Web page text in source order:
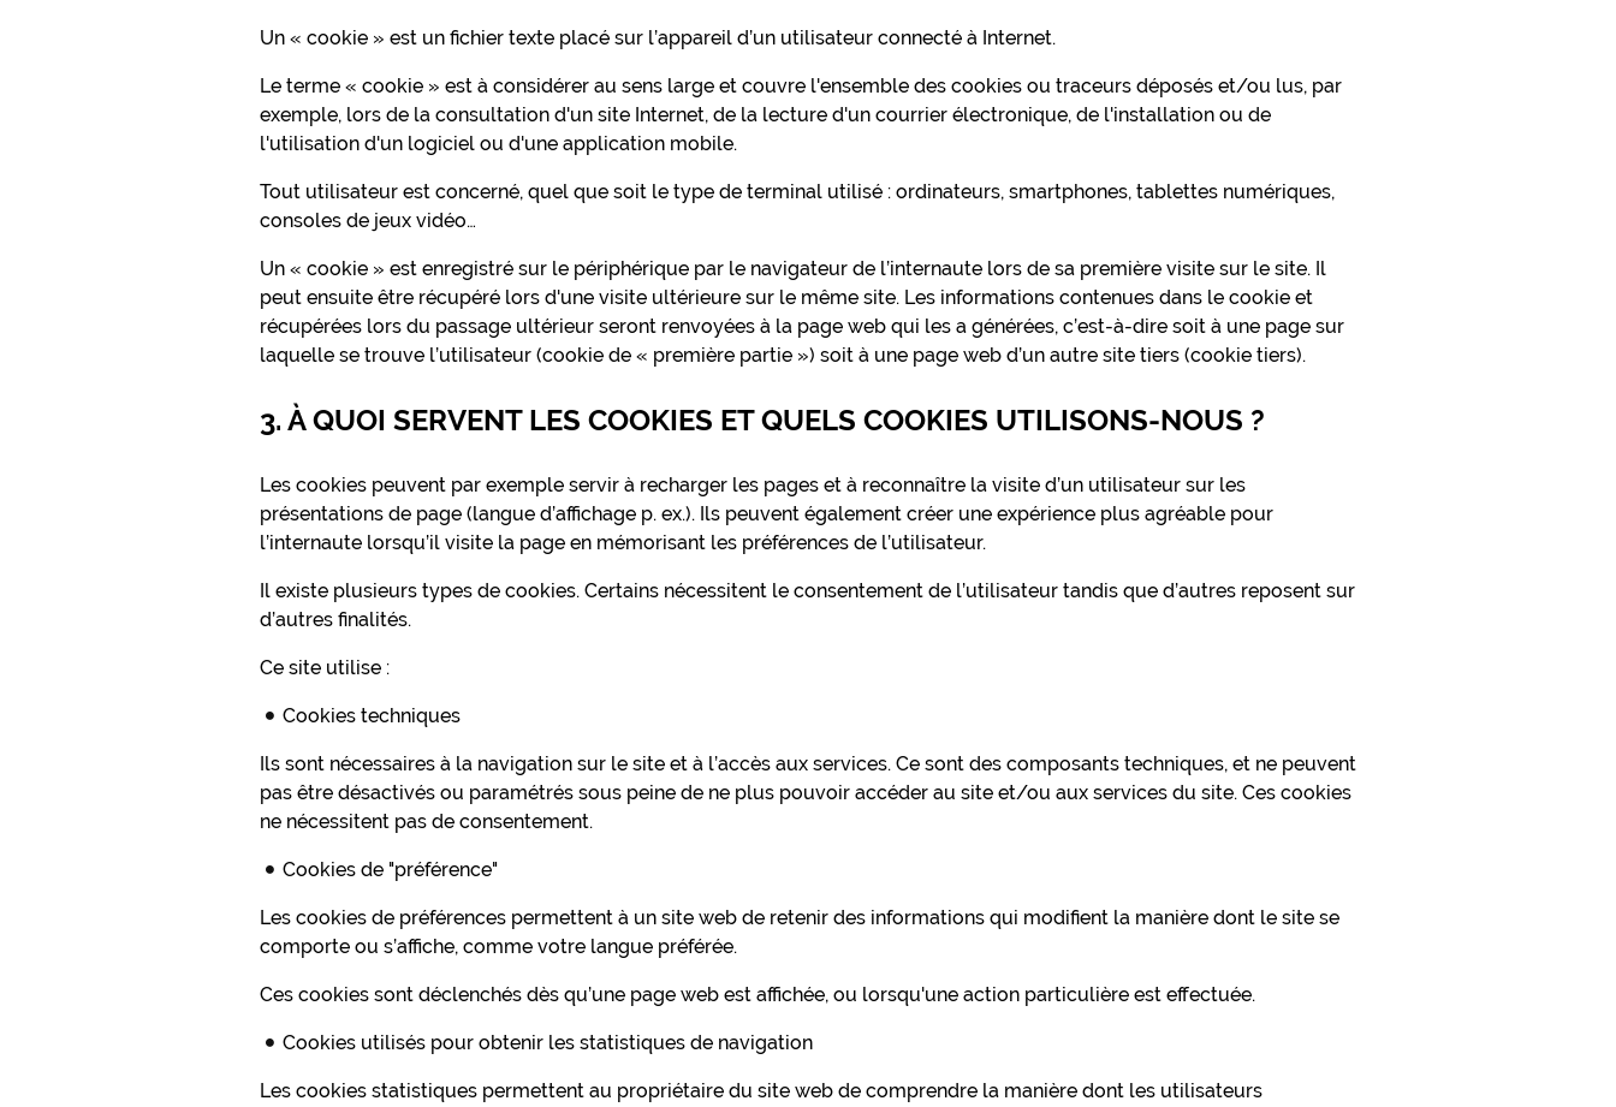
Un « cookie » est un fichier texte placé sur l’appareil d’un utilisateur connecté à Internet.
Le terme « cookie » est à considérer au sens large et couvre l'ensemble des cookies ou traceurs déposés et/ou lus, par
exemple, lors de la consultation d'un site Internet, de la lecture d'un courrier électronique, de l'installation ou de
l'utilisation d'un logiciel ou d'une application mobile.
Tout utilisateur est concerné, quel que soit le type de terminal utilisé : ordinateurs, smartphones, tablettes numériques,
consoles de jeux vidéo…
Un « cookie » est enregistré sur le périphérique par le navigateur de l’internaute lors de sa première visite sur le site. Il
peut ensuite être récupéré lors d'une visite ultérieure sur le même site. Les informations contenues dans le cookie et
récupérées lors du passage ultérieur seront renvoyées à la page web qui les a générées, c’est-à-dire soit à une page sur
laquelle se trouve l’utilisateur (cookie de « première partie ») soit à une page web d’un autre site tiers (cookie tiers).
3. À QUOI SERVENT LES COOKIES ET QUELS COOKIES UTILISONS-NOUS ?
Les cookies peuvent par exemple servir à recharger les pages et à reconnaître la visite d’un utilisateur sur les
présentations de page (langue d’affichage p. ex.). Ils peuvent également créer une expérience plus agréable pour
l’internaute lorsqu’il visite la page en mémorisant les préférences de l’utilisateur.
Il existe plusieurs types de cookies. Certains nécessitent le consentement de l’utilisateur tandis que d’autres reposent sur
d’autres finalités.
Ce site utilise :
Cookies techniques
Ils sont nécessaires à la navigation sur le site et à l’accès aux services. Ce sont des composants techniques, et ne peuvent
pas être désactivés ou paramétrés sous peine de ne plus pouvoir accéder au site et/ou aux services du site. Ces cookies
ne nécessitent pas de consentement.
Cookies de "préférence"
Les cookies de préférences permettent à un site web de retenir des informations qui modifient la manière dont le site se
comporte ou s’affiche, comme votre langue préférée.
Ces cookies sont déclenchés dès qu’une page web est affichée, ou lorsqu'une action particulière est effectuée.
Cookies utilisés pour obtenir les statistiques de navigation
Les cookies statistiques permettent au propriétaire du site web de comprendre la manière dont les utilisateurs